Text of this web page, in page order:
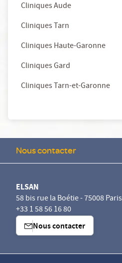
Cliniques Aude
Cliniques Tarn
Cliniques Haute-Garonne
Cliniques Gard
Cliniques Tarn-et-Garonne
Nous contacter
ELSAN
58 bis rue la Boétie - 75008 Paris
+33 1 58 56 16 80
Nous contacter